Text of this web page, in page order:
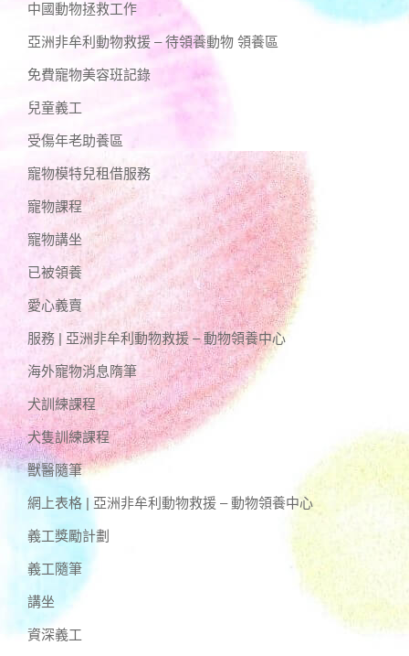
中國動物拯救工作
亞洲非牟利動物救援 – 待領養動物 領養區
免費寵物美容班記錄
兒童義工
受傷年老助養區
寵物模特兒租借服務
寵物課程
寵物講坐
已被領養
愛心義賣
服務 | 亞洲非牟利動物救援 – 動物領養中心
海外寵物消息隋筆
犬訓練課程
犬隻訓練課程
獸醫隨筆
網上表格 | 亞洲非牟利動物救援 – 動物領養中心
義工獎勵計劃
義工隨筆
講坐
資深義工